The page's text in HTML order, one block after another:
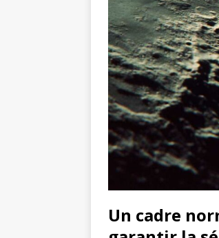
Un cadre